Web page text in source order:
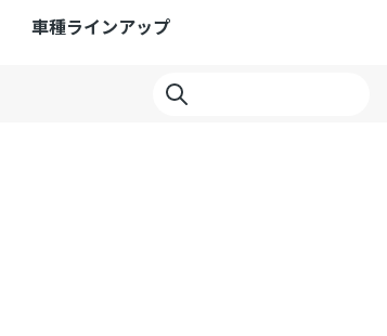
車種ラインアップ